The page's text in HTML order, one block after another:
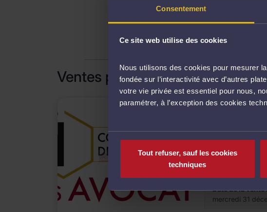
Consentement
Ce site web utilise des cookies
Nous utilisons des cookies pour mesurer
fondée sur l’interactivité avec d’autres
votre vie privée est essentiel pour nous,
paramétrer, à l’exception des cookies
Tout refuser, sauf les cookies
techniques
Aucune
Ventes passées
20 Rle des
Mise à prix initiale
Adjugé :
Date de la vente
mercredi 31